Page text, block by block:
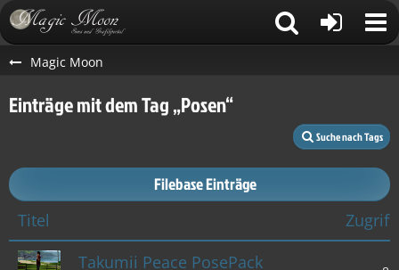
Magic Moon
Einträge mit dem Tag „Posen“
Suche nach Tags
Filebase Einträge
Titel
Takumii Peace PosePack